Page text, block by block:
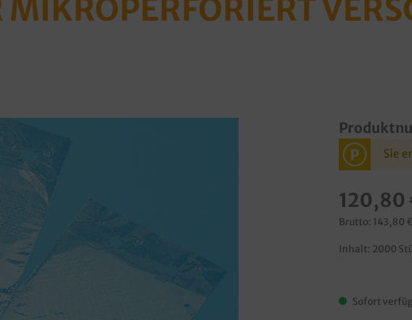
P Sie
120,80
Brutto: 143,80 €
Inhalt: 2000
Sofort